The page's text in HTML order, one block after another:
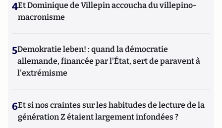
4Et Dominique de Villepin accoucha du villepino-
macronisme
5Demokratie leben! : quand la démocratie
allemande, financée par l'État, sert de paravent à
l'extrémisme
6Et si nos craintes sur les habitudes de lecture de la
génération Z étaient largement infondées ?